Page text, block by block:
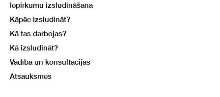
Iepirkumu izsludināšana
Kāpēc izsludināt?
Kā tas darbojas?
Kā izsludināt?
Vadība un konsultācijas
Atsauksmes